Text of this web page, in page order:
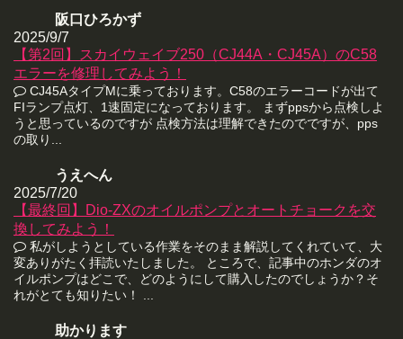
阪口ひろかず
2025/9/7
【第2回】スカイウェイブ250（CJ44A・CJ45A）のC58
エラーを修理してみよう！
CJ45AタイプMに乗っております。C58のエラーコードが出て
FIランプ点灯、1速固定になっております。 まずppsから点検しよ
うと思っているのですが 点検方法は理解できたのでですが、pps
の取り...
うえへん
2025/7/20
【最終回】Dio-ZXのオイルポンプとオートチョークを交
換してみよう！
私がしようとしている作業をそのまま解説してくれていて、大
変ありがたく拝読いたしました。 ところで、記事中のホンダのオ
イルポンプはどこで、どのようにして購入したのでしょうか？そ
れがとても知りたい！ ...
助かります